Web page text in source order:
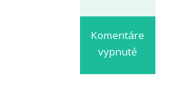
Komentáre
vypnuté